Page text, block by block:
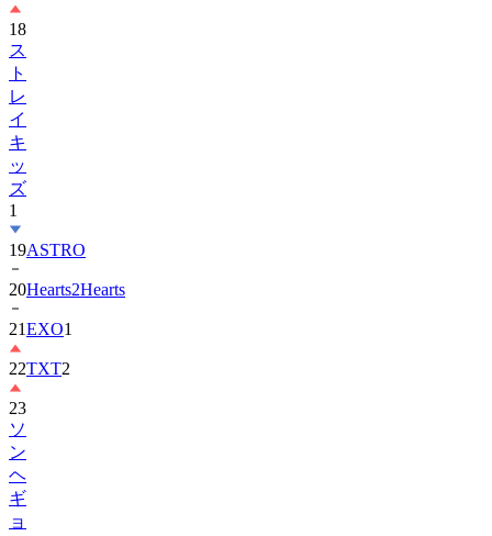
ス
ト
レ
イ
キ
ッ
ズ
1
19
20Hearts2Hearts
21EXO1
22TXT2
23
ソ
ン
ヘ
ギ
ョ
2